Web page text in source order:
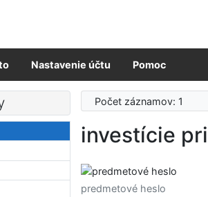
prístupnosti
Nastavenie účtu Pomoc
Počet záznamov: 1
investície
predmetové heslo